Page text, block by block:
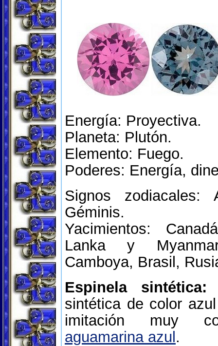
Energía: Proyectiva.
Planeta: Plutón.
Elemento: Fuego.
Poderes: Energía,
Signos zodiacales:
Géminis.
Yacimientos:
Lanka y
Camboya, Brasil,
Espinela sintética:
sintética de color
imitación muy
aguamarina azul.